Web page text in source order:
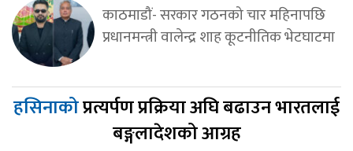
काठमाडौं- सरकार गठनको चार महिनापछि
प्रधानमन्त्री वालेन्द्र शाह कूटनीतिक भेटघाटमा
हसिनाकोप्रत्यर्पण प्रक्रिया अघि बढाउन भारतलाई
बङ्गलादेशको आग्रह